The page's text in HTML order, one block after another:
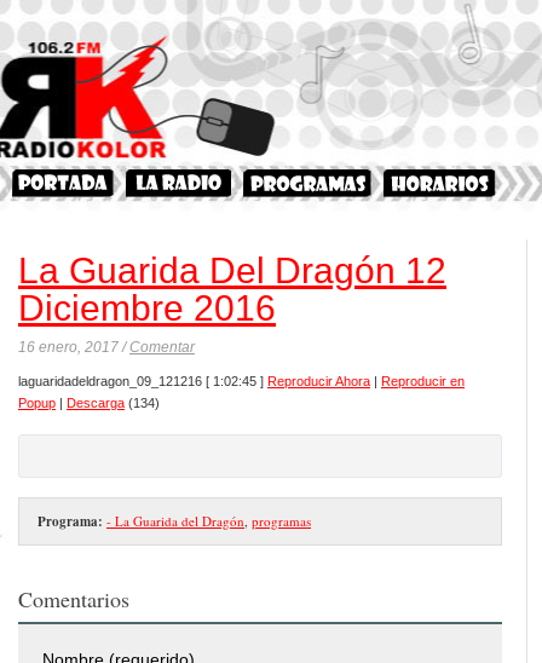
La Guarida Del Dragón 12
Diciembre 2016
16 enero, 2017 /Comentar
laguaridadeldragon_09_121216 [ 1:02:45 ] Reproducir Ahora | Reproducir en
Popup | Descarga (134)
Programa: - La Guarida del Dragón, programas
Comentarios